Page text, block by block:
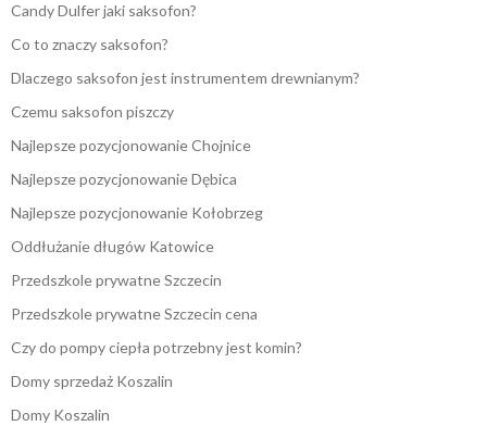
Candy Dulfer jaki saksofon?
Co to znaczy saksofon?
Dlaczego saksofon jest instrumentem drewnianym?
Czemu saksofon piszczy
Najlepsze pozycjonowanie Chojnice
Najlepsze pozycjonowanie Dębica
Najlepsze pozycjonowanie Kołobrzeg
Oddłużanie długów Katowice
Przedszkole prywatne Szczecin
Przedszkole prywatne Szczecin cena
Czy do pompy ciepła potrzebny jest komin?
Domy sprzedaż Koszalin
Domy Koszalin